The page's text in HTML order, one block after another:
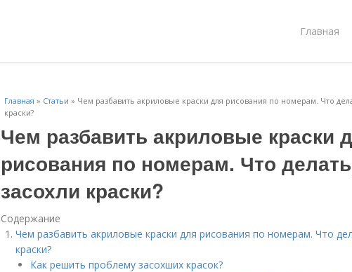
Главная
Главная » Статьи » Чем разбавить акриловые краски для рисования по номерам. Что
краски?
Чем разбавить акриловые краски
рисования по номерам. Что
засохли краски?
Содержание
Чем разбавить акриловые краски для рисования по номерам. Что
краски?
Как решить проблему засохших красок?